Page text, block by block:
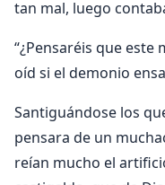
tan mal, luego
“¿Pensaréis que este
oíd si el demonio
Santiguándose los
pensara de un
reían mucho el